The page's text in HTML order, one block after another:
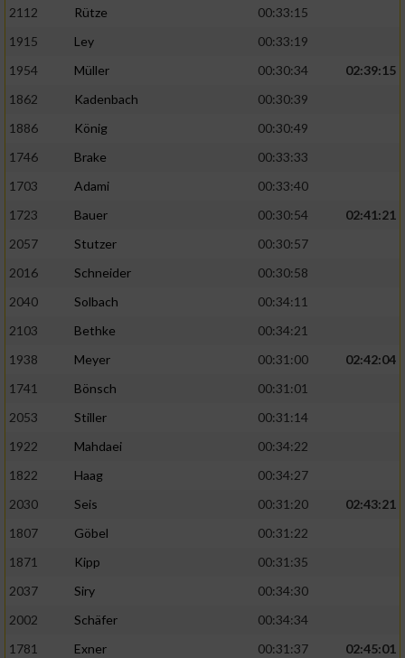
2112
Rütze
00:33:15
1915
Ley
00:33:19
1954
Müller 00:30:34
02:39:15
1862
Kadenbach
00:30:39
1886
König
00:30:49
1746
Brake
00:33:33
1703
Adami
00:33:40
1723
Bauer 00:30:54
02:41:21
2057
Stutzer
00:30:57
2016
Schneider
00:30:58
2040
Solbach
00:34:11
2103
Bethke
00:34:21
1938
Meyer 00:31:00
02:42:04
1741
Bönsch
00:31:01
2053
Stiller
00:31:14
1922
Mahdaei
00:34:22
1822
Haag
00:34:27
2030
Seis 00:31:20
02:43:21
1807
Göbel
00:31:22
1871
Kipp
00:31:35
2037
Siry
00:34:30
2002
Schäfer
00:34:34
1781
Exner 00:31:37
02:45:01